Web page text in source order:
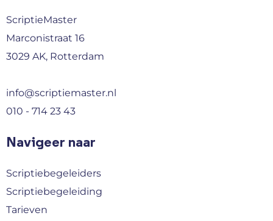
ScriptieMaster
Marconistraat 16
3029 AK, Rotterdam
info@scriptiemaster.nl
010 - 714 23 43
Navigeer naar
Scriptiebegeleiders
Scriptiebegeleiding
Tarieven